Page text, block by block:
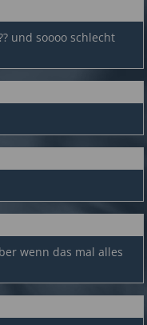
und soooo schlecht
wenn das mal alles